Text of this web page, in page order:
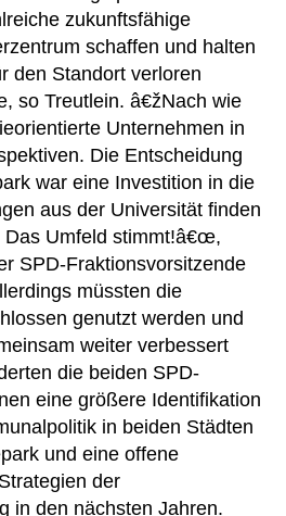
zukunftsfähige
schaffen und halten
den Standort verloren
so Treutlein. â€žNach wie
Unternehmen in
Die Entscheidung
war eine Investition in die
aus der Universität finden
Das Umfeld stimmt!â€œ,
SPD-Fraktionsvorsitzende
müssten die
genutzt werden und
weiter verbessert
die beiden SPD-
eine größere Identifikation
in beiden Städten
und eine offene
der
in den nächsten Jahren.